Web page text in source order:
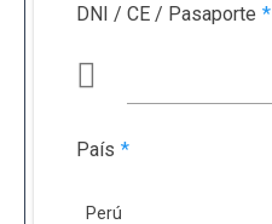
DNI / CE / Pasaporte *
País *
Perú